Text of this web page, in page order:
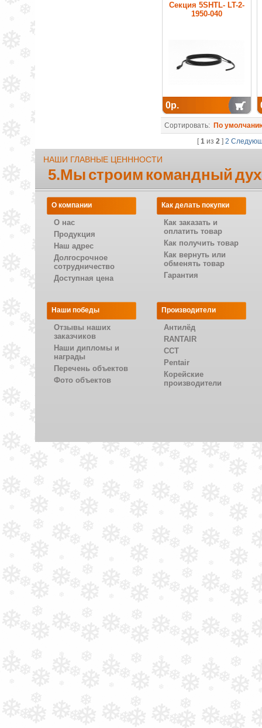
Секция 5SHTL- LT-2-
1950-040
0р.
Сортировать: По
[1из 2] 2
НАШИ ГЛАВНЫЕ ЦЕНННОСТИ
5.Мы строим командный
О компании
О нас
Продукция
Наш адрес
Долгосрочное
сотрудничество
Доступная цена
Как делать покупки
Как заказать и
оплатить товар
Как получить товар
Как вернуть или
обменять товар
Гарантия
Наши победы
Отзывы наших
заказчиков
Наши дипломы и
награды
Перечень объектов
Фото объектов
Производители
Антилёд
RANTAIR
CCT
Pentair
Корейские
производители